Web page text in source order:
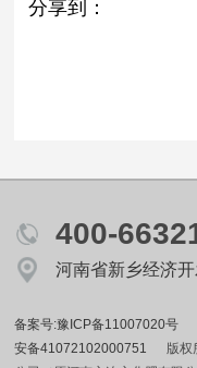
分享到：
400-
河南省新乡经济
备案号:豫ICP备11007020号
安备41072102000751
版权